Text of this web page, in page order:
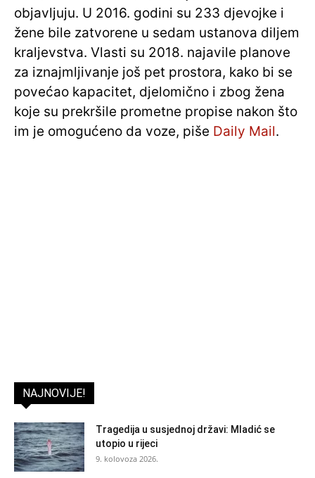
objavljuju. U 2016. godini su 233 djevojke i
žene bile zatvorene u sedam ustanova diljem
kraljevstva. Vlasti su 2018. najavile planove
za iznajmljivanje još pet prostora, kako bi se
povećao kapacitet, djelomično i zbog žena
koje su prekršile prometne propise nakon što
im je omogućeno da voze, piše Daily Mail.
NAJNOVIJE!
Tragedija u susjednoj državi: Mladić se
utopio u rijeci
9. kolovoza 2026.